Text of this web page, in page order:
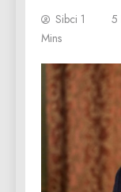
Sibci 1 5
Mins